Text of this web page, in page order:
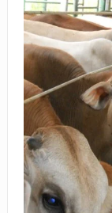
SEBELUM TIBA
HAKIKAT
BAGAIMANA
UANG HARAM
ISTIDLAL
BAHASA CINTA